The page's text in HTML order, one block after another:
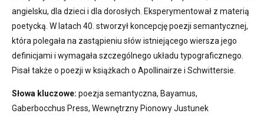
angielsku, dla dzieci i dla dorosłych. Eksperymentował z materią
poetycką. W latach 40. stworzył koncepcję poezji semantycznej,
która polegała na zastąpieniu słów istniejącego wiersza jego
definicjami i wymagała szczególnego układu typograficznego.
Pisał także o poezji w książkach o Apollinairze i Schwittersie.
Słowa kluczowe: poezja semantyczna, Bayamus,
Gaberbocchus Press, Wewnętrzny Pionowy Justunek